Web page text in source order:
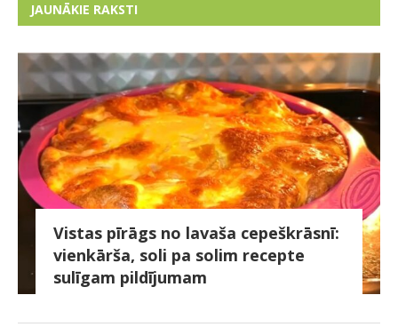
JAUNĀKIE RAKSTI
Vistas pīrāgs no lavaša cepeškrāsnī:
vienkārša, soli pa solim recepte
sulīgam pildījumam